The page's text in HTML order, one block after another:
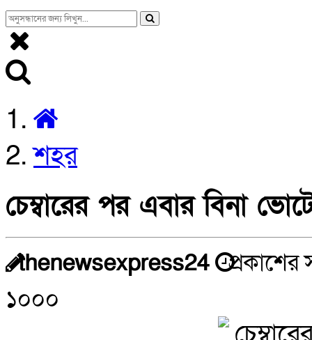
শহর
চেম্বারের পর এবার বিনা
thenewsexpress24
১০০০